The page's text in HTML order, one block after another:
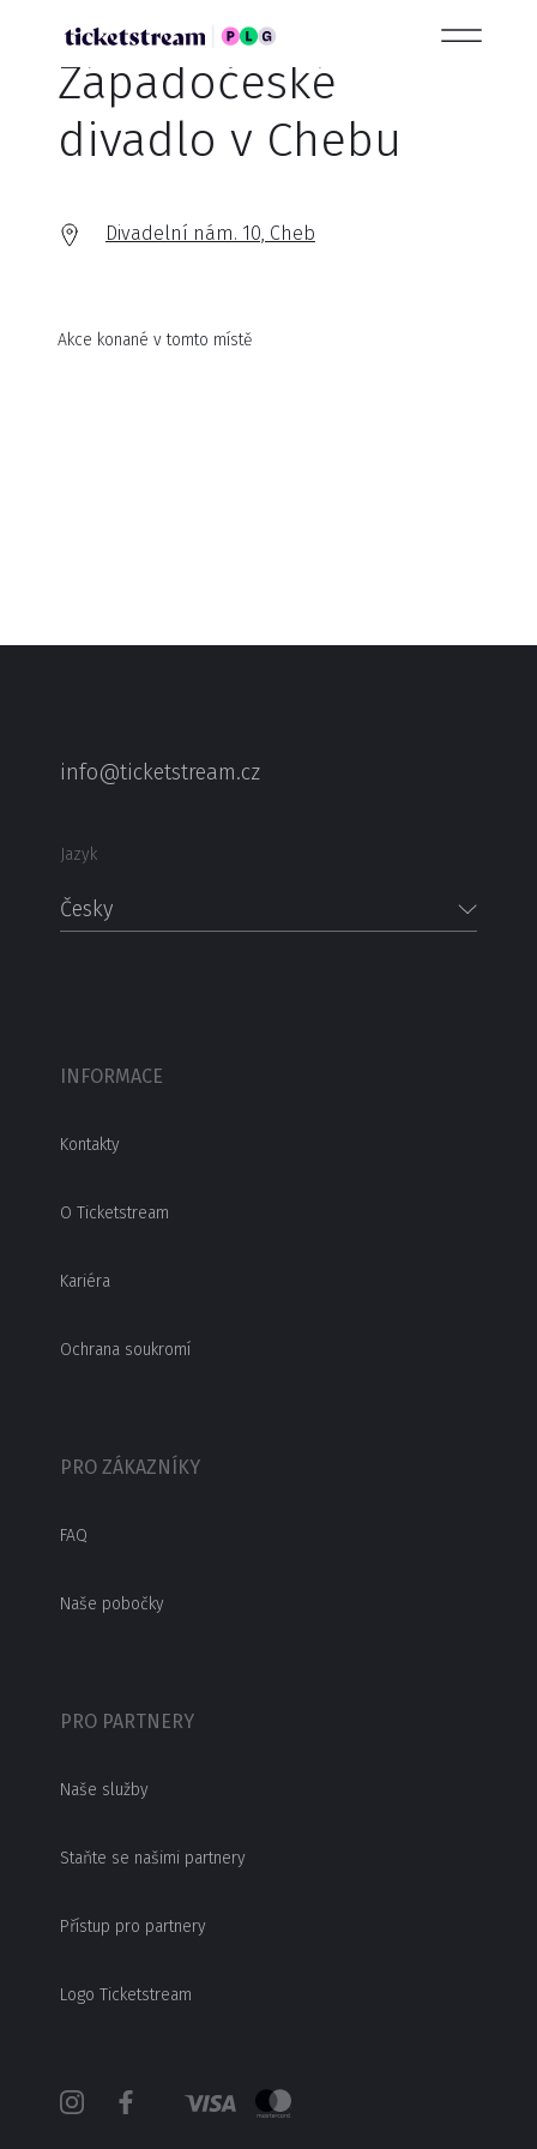
Západočeské
divadlo v Chebu
Divadelní nám. 10, Cheb
Akce konané v tomto místě
info@ticketstream.cz
Jazyk
Česky
INFORMACE
Kontakty
O Ticketstream
Kariéra
Ochrana soukromí
PRO ZÁKAZNÍKY
FAQ
Naše pobočky
PRO PARTNERY
Naše služby
Staňte se našimi partnery
Přístup pro partnery
Logo Ticketstream